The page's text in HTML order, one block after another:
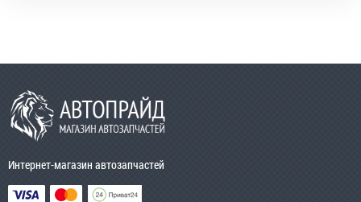
Интернет-магазин автозапчастей